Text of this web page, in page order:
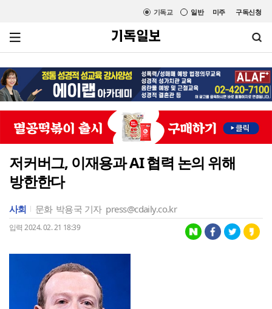
미주 구독신청
일반
기독교
저커버그, 이재용과 AI 협력 논의 위해
방한한다
사회 문화 박용국 기자 press@cdaily.co.kr
입력 2024. 02. 21 18:39